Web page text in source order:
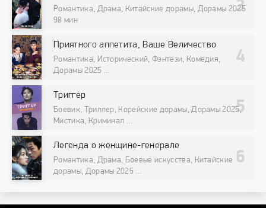
Романтика, Драма, Китайские дорамы, Дорамы 2025
98 мин
Приятного аппетита, Ваше Величество
Романтика, Исторический, Фэнтези, Комедия,
Дорамы 2025
Триггер
Боевик, Триллер, Корейские дорамы, Дорамы 2025,
Мистика, Криминал
Легенда о женщине-генерале
Романтика, Драма, Боевые искусства, Китайские
дорамы, Дорамы 2025